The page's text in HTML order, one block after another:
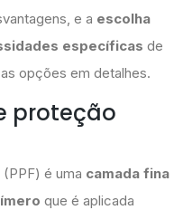
e a escolha
específicas de
opções em detalhes.
proteção
é uma camada fina
que é aplicada